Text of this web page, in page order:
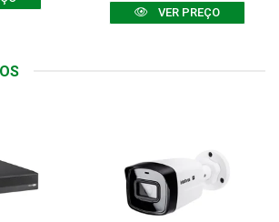
VER PREÇO